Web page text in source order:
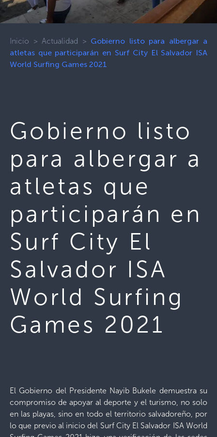
Inicio > Actualidad > Gobierno listo para albergar a
atletas que participarán en Surf City El Salvador ISA
World Surfing Games 2021
Gobierno listo
para albergar a
atletas que
participarán en
Surf City El
Salvador ISA
World Surfing
Games 2021
El Gobierno del Presidente Nayib Bukele demuestra su
compromiso de apoyar al deporte y el turismo, no solo
en las playas, sino en todo el territorio salvadoreño, por
lo que previo al inicio del Surf City El Salvador ISA World